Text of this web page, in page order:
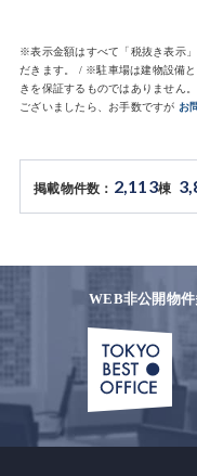
※表示金額はすべて「税抜き表示
だきます。 / ※駐車場は建物設備
きを保証するものではありません
ございましたら、お手数ですが お
掲載物件数： 2,113棟
WEB非公開物件